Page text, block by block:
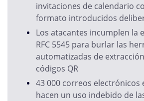
invitaciones de calendario
formato introducidos
Los atacantes incumplen la
RFC 5545 para burlar las
automatizadas de
códigos QR
43 000 correos electrónicos
hacen un uso indebido de